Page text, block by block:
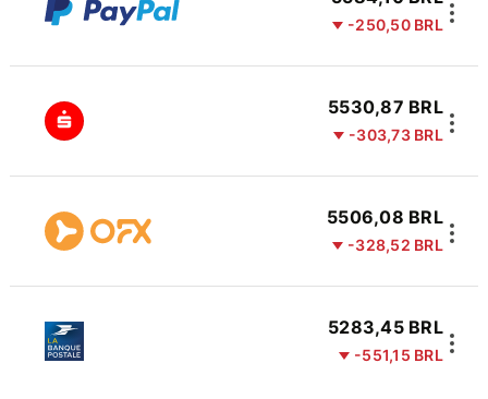
-250,50 BRL
5530,87 BRL
-303,73 BRL
5506,08 BRL
-328,52 BRL
5283,45 BRL
-551,15 BRL